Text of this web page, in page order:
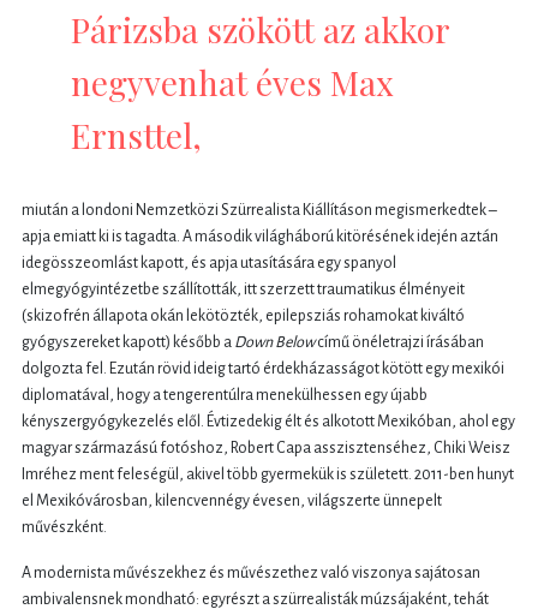
Párizsba szökött az akkor
negyvenhat éves Max
Ernsttel,
miután a londoni Nemzetközi Szürrealista Kiállításon megismerkedtek –
apja emiatt ki is tagadta. A második világháború kitörésének idején aztán
idegösszeomlást kapott, és apja utasítására egy spanyol
elmegyógyintézetbe szállították, itt szerzett traumatikus élményeit
(skizofrén állapota okán lekötözték, epilepsziás rohamokat kiváltó
gyógyszereket kapott) később a Down Belowcímű önéletrajzi írásában
dolgozta fel. Ezután rövid ideig tartó érdekházasságot kötött egy mexikói
diplomatával, hogy a tengerentúlra menekülhessen egy újabb
kényszergyógykezelés elől. Évtizedekig élt és alkotott Mexikóban, ahol egy
magyar származású fotóshoz, Robert Capa asszisztenséhez, Chiki Weisz
Imréhez ment feleségül, akivel több gyermekük is született. 2011-ben hunyt
el Mexikóvárosban, kilencvennégy évesen, világszerte ünnepelt
művészként.
A modernista művészekhez és művészethez való viszonya sajátosan
ambivalensnek mondható: egyrészt a szürrealisták múzsájaként, tehát